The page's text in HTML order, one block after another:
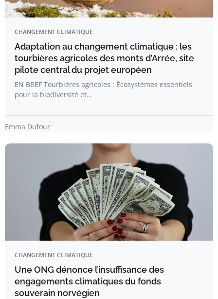
CHANGEMENT CLIMATIQUE
Adaptation au changement climatique : les
tourbières agricoles des monts d’Arrée, site
pilote central du projet européen
EN BREF Tourbières agricoles : Écosystèmes essentiels
pour la biodiversité et…
Emma Dufour
CHANGEMENT CLIMATIQUE
Une ONG dénonce l’insuffisance des
engagements climatiques du fonds
souverain norvégien